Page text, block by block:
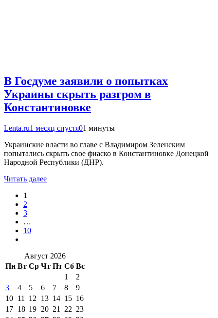
В Госдуме заявили о попытках
Украины скрыть разгром в
Константиновке
Lenta.ru1 месяц спустя01 минуты
Украинские власти во главе с Владимиром Зеленским
попытались скрыть свое фиаско в Константиновке Донецкой
Народной Республики (ДНР).
Читать далее
1
2
3
…
10
Август 2026
Пн Вт Ср Чт Пт Сб Вс
1
2
3
4 5 6 7 8
9
10 11 12 13 14 15 16
17 18 19 20 21 22 23